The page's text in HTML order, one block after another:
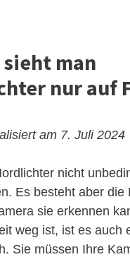
man
nur auf
am 7. Juli 2024
nicht
Es besteht aber die
sie erkennen
weg ist, ist es auch
Sie müssen Ihre